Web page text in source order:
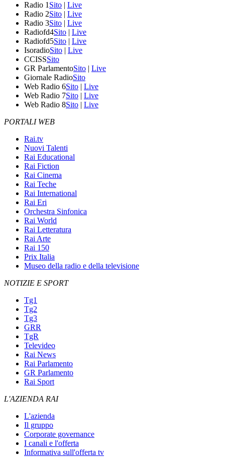
Radio 1 Sito | Live
Radio 2Sito | Live
Radio 3Sito | Live
Radiofd4Sito | Live
Radiofd5Sito | Live
IsoradioSito | Live
CCISSSito
GR ParlamentoSito | Live
Giornale RadioSito
Web Radio 6Sito | Live
Web Radio 7Sito | Live
Web Radio 8Sito | Live
PORTALI WEB
Rai.tv
Nuovi Talenti
Rai Educational
Rai Fiction
Rai Cinema
Rai Teche
Rai International
Rai Eri
Orchestra Sinfonica
Rai World
Rai Letteratura
Rai Arte
Rai 150
Prix Italia
Museo della radio e della televisione
NOTIZIE E SPORT
Tg1
Tg2
Tg3
GRR
TgR
Televideo
Rai News
Rai Parlamento
GR Parlamento
Rai Sport
L'AZIENDA RAI
L'azienda
Il gruppo
Corporate governance
I canali e l'offerta
Informativa sull'offerta tv